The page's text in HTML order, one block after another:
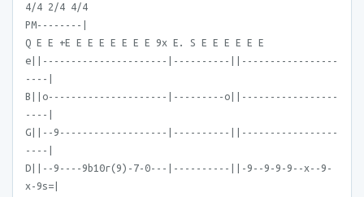
4/4 2/4 4/4
PM--------|
Q E E +E E E E E E E E 9x E. S E E E E E E
e||----------------------|----------||-----------------
----|
B||o---------------------|---------o||-----------------
----|
G||--9-------------------|----------||-----------------
----|
D||--9----9b10r(9)-7-0---|----------||-9--9-9-9--x--9-
x-9s=|